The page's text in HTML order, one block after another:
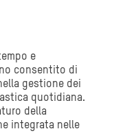
e
consentito di
gestione dei
quotidiana.
della
integrata nelle